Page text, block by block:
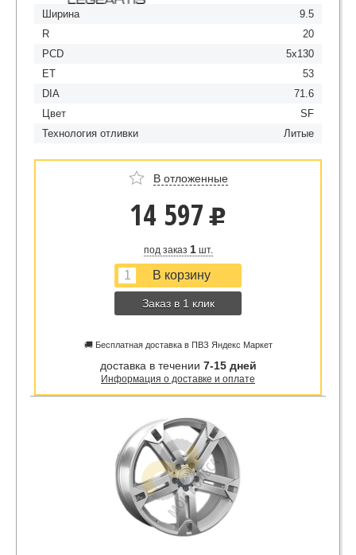
Ширина
9.5
R
20
PCD
5x130
ET
53
DIA
71.6
Цвет
SF
Технология отливки
Литые
В отложенные
14 597 u
под заказ 1шт.
Заказ в 1 клик
🚚 Бесплатная доставка в ПВЗ Яндекс Маркет
доставка в течении 7-15 дней
Информация о доставке и оплате